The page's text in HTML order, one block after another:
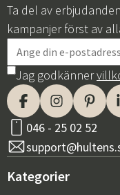
Ta del av
kampanjer först av
Jag godkänner
046 - 25 02 52
Kategorier